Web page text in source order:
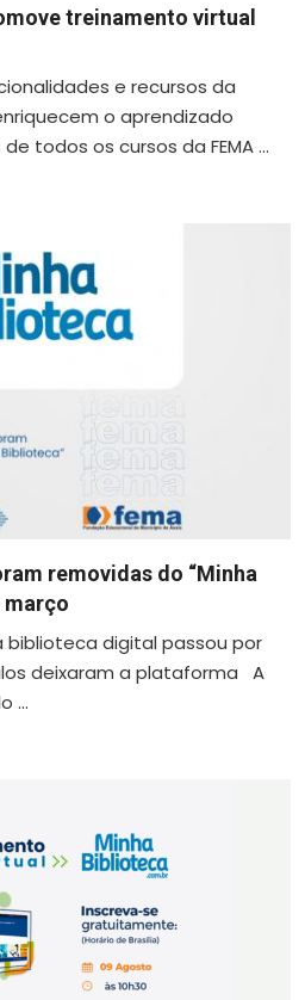
treinamento virtual
e recursos da
o aprendizado
todos os cursos da FEMA ...
removidas do “Minha
março
biblioteca digital passou por
deixaram a plataforma A
...